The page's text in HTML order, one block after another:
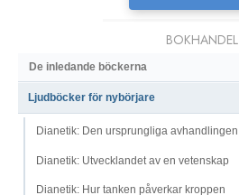
BOKHANDEL
De inledande böckerna
Ljudböcker för nybörjare
Dianetik: Den ursprungliga avhandlingen
Dianetik: Utvecklandet av en vetenskap
Dianetik: Hur tanken påverkar kroppen